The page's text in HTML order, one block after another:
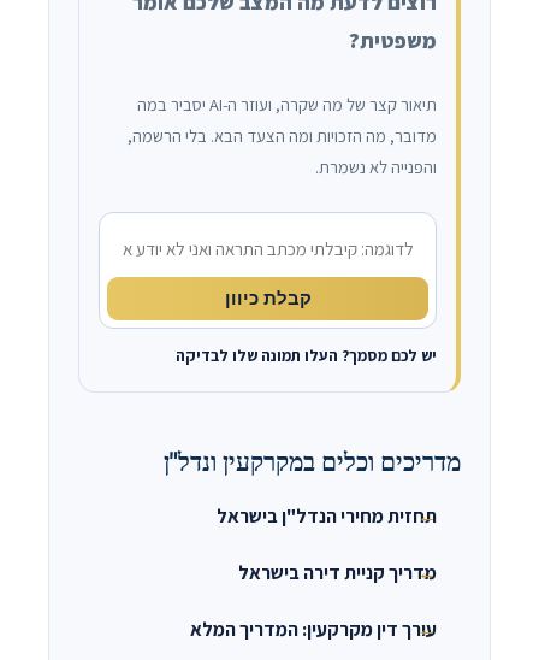
משפטית?
תיאור קצר של מה שקרה, ועוזר ה-AI יסביר במה
מדובר, מה הזכויות ומה הצעד הבא. בלי הרשמה,
והפנייה לא נשמרת.
מה קרה?
קבלת כיוון
יש לכם מסמך? העלו תמונה שלו לבדיקה
מדריכים וכלים במקרקעין ונדל"ן
תחזית מחירי הנדל"ן בישראל
מדריך קניית דירה בישראל
עורך דין מקרקעין: המדריך המלא